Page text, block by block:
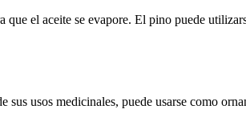
que el aceite se evapore. El pino puede
sus usos medicinales, puede usarse como